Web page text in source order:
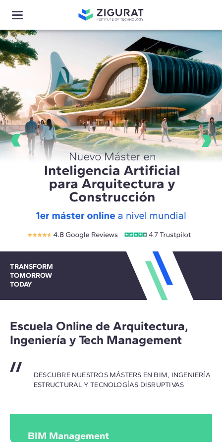
TRANSFORM
TOMORROW
TODAY
Escuela Online de Arquitectura,
Ingeniería y Tech Management
DESCUBRE NUESTROS MÁSTERS EN BIM, INGENIERÍA
ESTRUCTURAL Y TECNOLOGÍAS DISRUPTIVAS
BIM Management